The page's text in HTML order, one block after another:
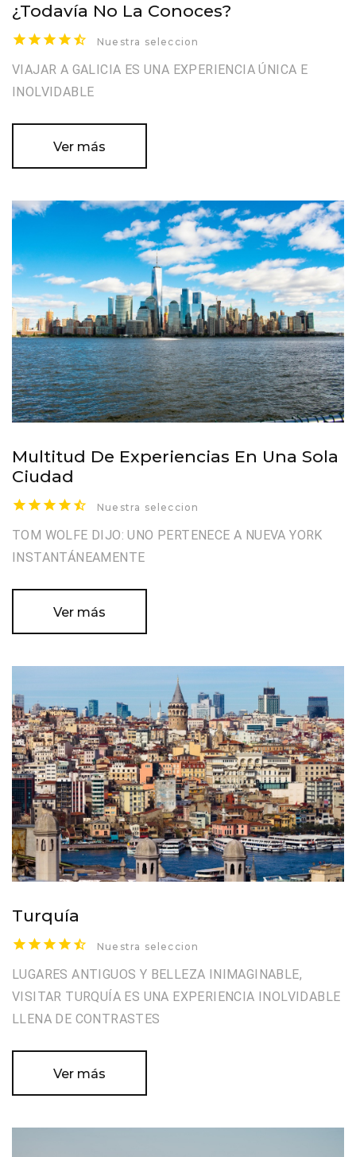
¿Todavía No La Conoces?
Nuestra seleccion
VIAJAR A GALICIA ES UNA EXPERIENCIA ÚNICA E
INOLVIDABLE
Ver más
Multitud De Experiencias En Una Sola
Ciudad
Nuestra seleccion
TOM WOLFE DIJO: UNO PERTENECE A NUEVA YORK
INSTANTÁNEAMENTE
Ver más
Turquía
Nuestra seleccion
LUGARES ANTIGUOS Y BELLEZA INIMAGINABLE,
VISITAR TURQUÍA ES UNA EXPERIENCIA INOLVIDABLE
LLENA DE CONTRASTES
Ver más